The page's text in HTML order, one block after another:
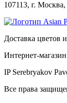
107113, г.
Доставка цветов
Интернет-
IP Serebryakov
Все права